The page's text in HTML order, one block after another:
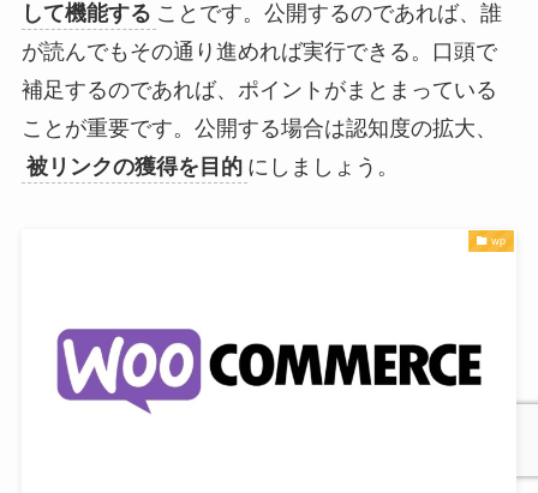
して機能する ことです。公開するのであれば、誰
が読んでもその通り進めれば実行できる。口頭で
補足するのであれば、ポイントがまとまっている
ことが重要です。公開する場合は認知度の拡大、
被リンクの獲得を目的 にしましょう。
wp